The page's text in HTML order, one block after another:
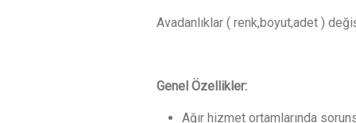
Avadanlıklar ( renk,boyut,adet )
Genel Özellikler:
Ağır hizmet ortamlarında